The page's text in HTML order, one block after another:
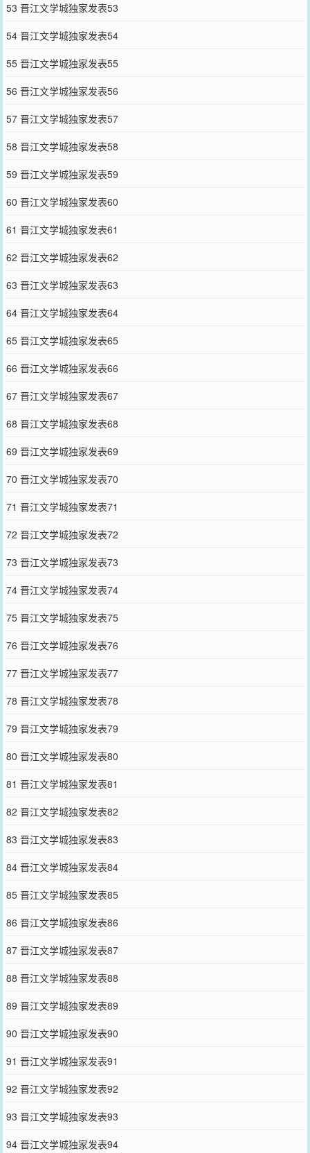
53 晋江文学城独家发表53
54 晋江文学城独家发表54
55 晋江文学城独家发表55
56 晋江文学城独家发表56
57 晋江文学城独家发表57
58 晋江文学城独家发表58
59 晋江文学城独家发表59
60 晋江文学城独家发表60
61 晋江文学城独家发表61
62 晋江文学城独家发表62
63 晋江文学城独家发表63
64 晋江文学城独家发表64
65 晋江文学城独家发表65
66 晋江文学城独家发表66
67 晋江文学城独家发表67
68 晋江文学城独家发表68
69 晋江文学城独家发表69
70 晋江文学城独家发表70
71 晋江文学城独家发表71
72 晋江文学城独家发表72
73 晋江文学城独家发表73
74 晋江文学城独家发表74
75 晋江文学城独家发表75
76 晋江文学城独家发表76
77 晋江文学城独家发表77
78 晋江文学城独家发表78
79 晋江文学城独家发表79
80 晋江文学城独家发表80
81 晋江文学城独家发表81
82 晋江文学城独家发表82
83 晋江文学城独家发表83
84 晋江文学城独家发表84
85 晋江文学城独家发表85
86 晋江文学城独家发表86
87 晋江文学城独家发表87
88 晋江文学城独家发表88
89 晋江文学城独家发表89
90 晋江文学城独家发表90
91 晋江文学城独家发表91
92 晋江文学城独家发表92
93 晋江文学城独家发表93
94 晋江文学城独家发表94